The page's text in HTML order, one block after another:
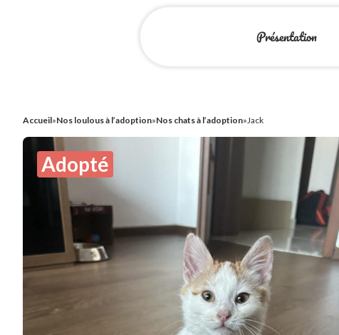
Présentation
Accueil»Nos loulous à l’adoption»Nos chats à l’adoption»Jack
Adopté